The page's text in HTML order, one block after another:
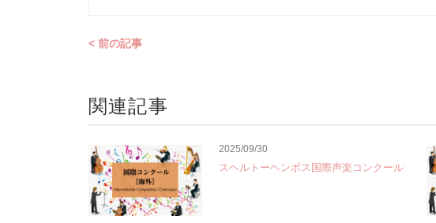
< 前の記事
関連記事
2025/09/30
スヘルトーヘンボス国際声楽コンクール